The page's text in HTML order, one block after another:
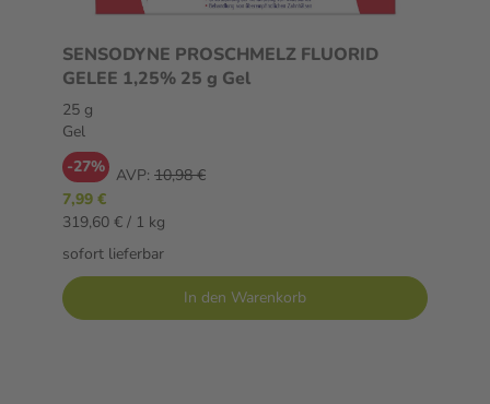
SENSODYNE PROSCHMELZ FLUORID
GELEE 1,25% 25 g Gel
25 g
Gel
-27% AVP: 10,98 €
7,99 €
319,60 € / 1 kg
sofort lieferbar
In den Warenkorb